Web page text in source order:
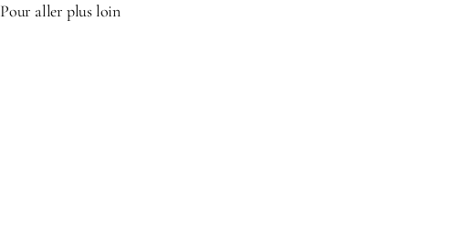
Pour aller plus loin